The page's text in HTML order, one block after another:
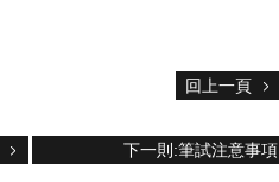
回上一頁
下一則:筆試注意事項